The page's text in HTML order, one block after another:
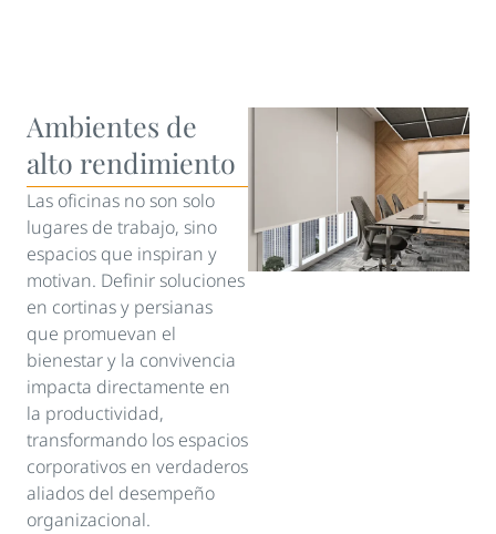
Ambientes de
alto rendimiento
Las oficinas no son solo
lugares de trabajo, sino
espacios que inspiran y
motivan. Definir soluciones
en cortinas y persianas
que promuevan el
bienestar y la convivencia
impacta directamente en
la productividad,
transformando los espacios
corporativos en verdaderos
aliados del desempeño
organizacional.